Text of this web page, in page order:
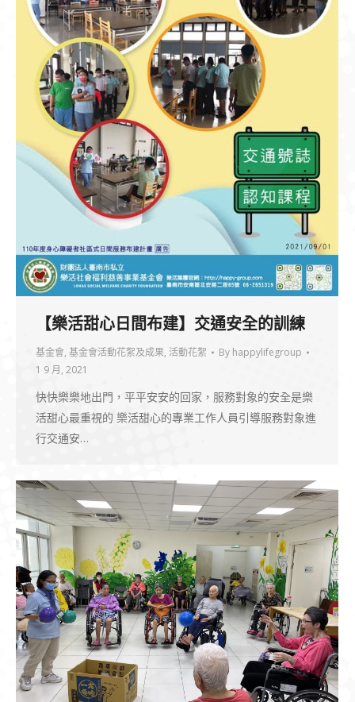
【樂活甜心日間布建】交通安全的訓練
基金會, 基金會活動花絮及成果, 活動花絮 By happylifegroup
1 9 月, 2021
快快樂樂地出門，平平安安的回家，服務對象的安全是樂
活甜心最重視的 樂活甜心的專業工作人員引導服務對象進
行交通安…